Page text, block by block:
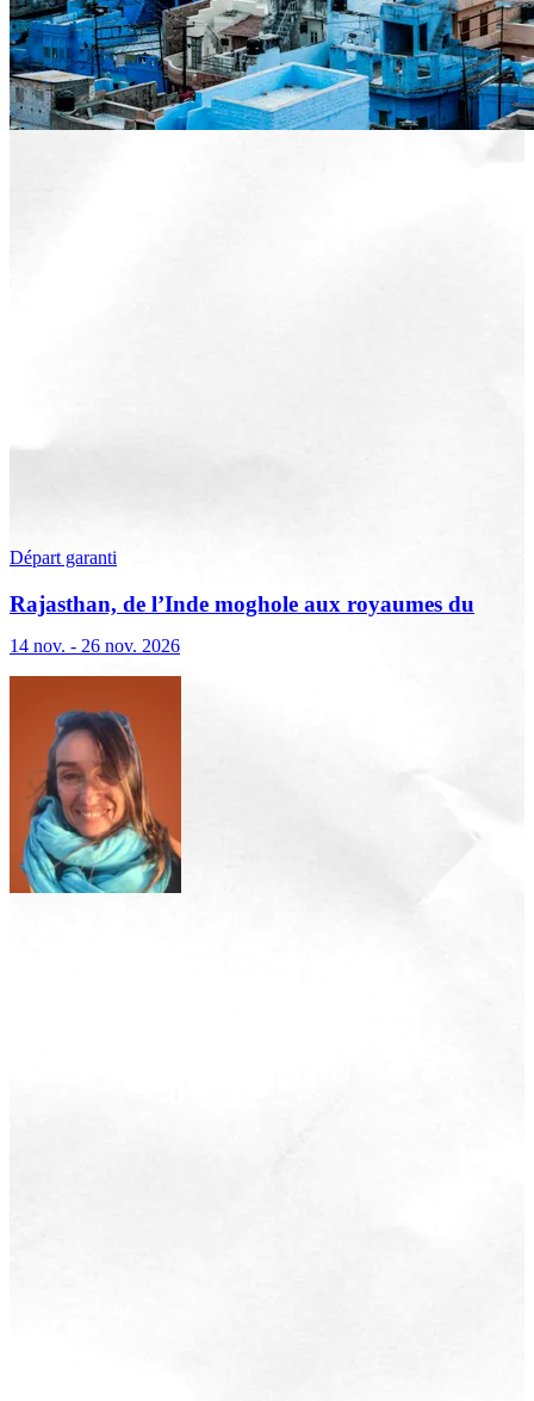
Départ garanti
Rajasthan, de l’Inde moghole aux royaumes du
14 nov. - 26 nov. 2026